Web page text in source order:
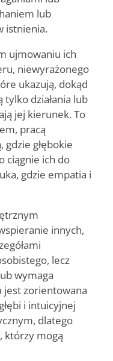
lub
istnienia.
ujmowaniu ich
niewyrażonego
ukazują, dokąd
działania lub
jej kierunek. To
pracą
głębokie
ciągnie ich do
gdzie empatia i
innych,
lecz
wymaga
jest zorientowana
i intuicyjnej
dlatego
którzy mogą